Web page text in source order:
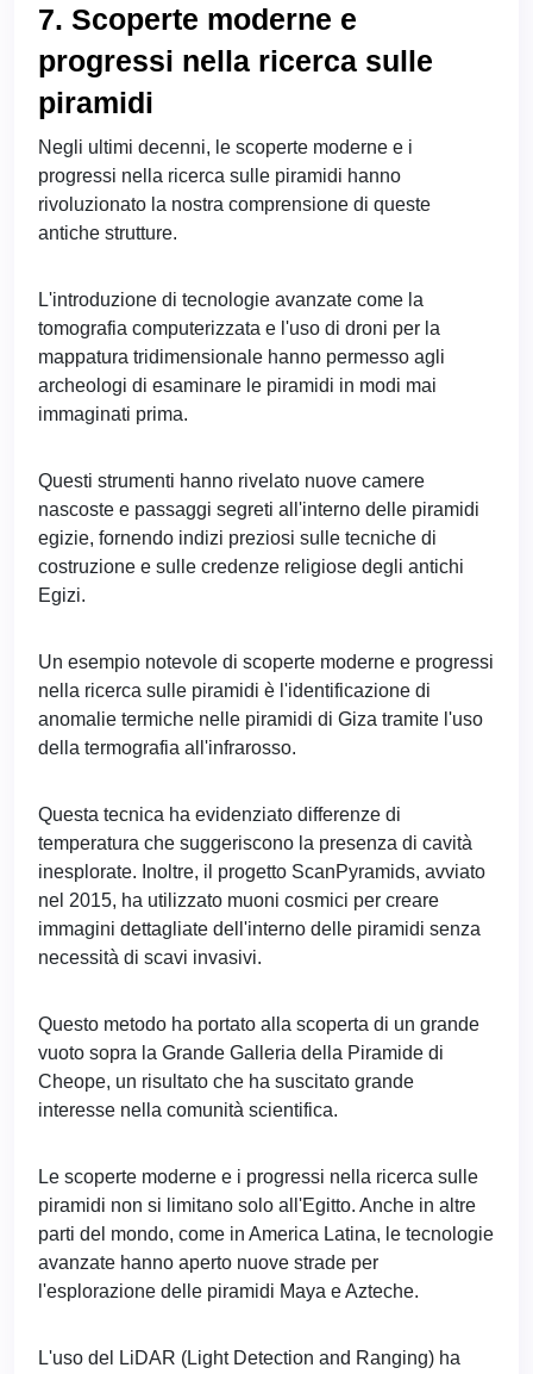
7. Scoperte moderne e
progressi nella ricerca sulle
piramidi
Negli ultimi decenni, le scoperte moderne e i
progressi nella ricerca sulle piramidi hanno
rivoluzionato la nostra comprensione di queste
antiche strutture.
L'introduzione di tecnologie avanzate come la
tomografia computerizzata e l'uso di droni per la
mappatura tridimensionale hanno permesso agli
archeologi di esaminare le piramidi in modi mai
immaginati prima.
Questi strumenti hanno rivelato nuove camere
nascoste e passaggi segreti all'interno delle piramidi
egizie, fornendo indizi preziosi sulle tecniche di
costruzione e sulle credenze religiose degli antichi
Egizi.
Un esempio notevole di scoperte moderne e progressi
nella ricerca sulle piramidi è l'identificazione di
anomalie termiche nelle piramidi di Giza tramite l'uso
della termografia all'infrarosso.
Questa tecnica ha evidenziato differenze di
temperatura che suggeriscono la presenza di cavità
inesplorate. Inoltre, il progetto ScanPyramids, avviato
nel 2015, ha utilizzato muoni cosmici per creare
immagini dettagliate dell'interno delle piramidi senza
necessità di scavi invasivi.
Questo metodo ha portato alla scoperta di un grande
vuoto sopra la Grande Galleria della Piramide di
Cheope, un risultato che ha suscitato grande
interesse nella comunità scientifica.
Le scoperte moderne e i progressi nella ricerca sulle
piramidi non si limitano solo all'Egitto. Anche in altre
parti del mondo, come in America Latina, le tecnologie
avanzate hanno aperto nuove strade per
l'esplorazione delle piramidi Maya e Azteche.
L'uso del LiDAR (Light Detection and Ranging) ha